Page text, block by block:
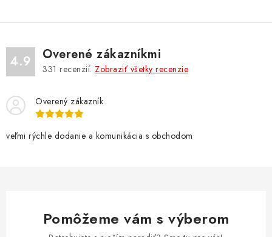
4.9 Overené zákazníkmi
331 recenzií. Zobraziť všetky recenzie
Overený zákazník
veľmi rýchle dodanie a komunikácia s obchodom
Pomôžeme vám s výberom